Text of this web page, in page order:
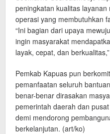
peningkatan kualitas
operasi yang membutuhkan
“Ini bagian dari upaya
ingin masyarakat
layak, cepat, dan
Pemkab Kapuas pun
pemanfaatan seluruh
benar-benar dirasakan
pemerintah daerah dan
demi mendorong
berkelanjutan. (art/ko)